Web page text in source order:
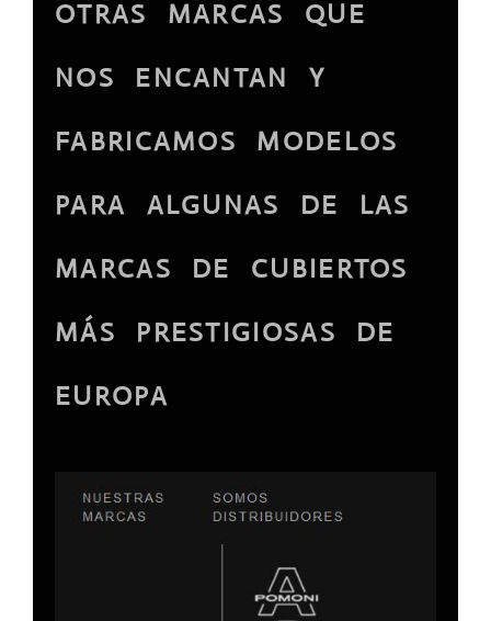
OTRAS MARCAS QUE
NOS ENCANTAN Y
FABRICAMOS MODELOS
PARA ALGUNAS DE LAS
MARCAS DE CUBIERTOS
MÁS PRESTIGIOSAS DE
EUROPA